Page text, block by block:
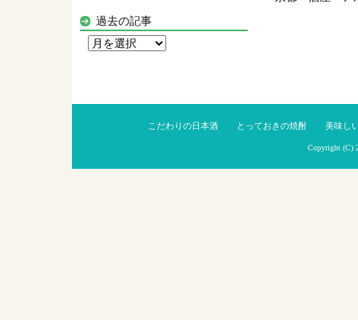
過去の記事
こだわりの日本酒 とっておきの焼酎 美味し
Copyright (C)